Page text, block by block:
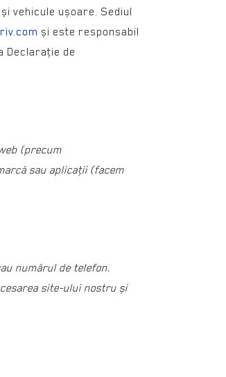
vehicule ușoare. Sediul
și este responsabil
Declaraţie de
(precum
sau aplicaţii (facem
numărul de telefon.
site-ului nostru și